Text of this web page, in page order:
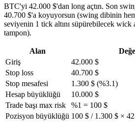
BTC'yi 42.000 $'dan long açtın. Son
40.700 $'a koyuyorsun (swing dibinin
seviyenin 1 tick altını süpürebilecek wick
tampon).
Alan
Giriş
42.000 $
Stop loss
40.700 $
Stop mesafesi
1.300 $ (%3.1)
Hesap büyüklüğü
10.000 $
Trade başı max risk
%1 = 100 $
Pozisyon büyüklüğü 100 $ / 1.300 $ ×